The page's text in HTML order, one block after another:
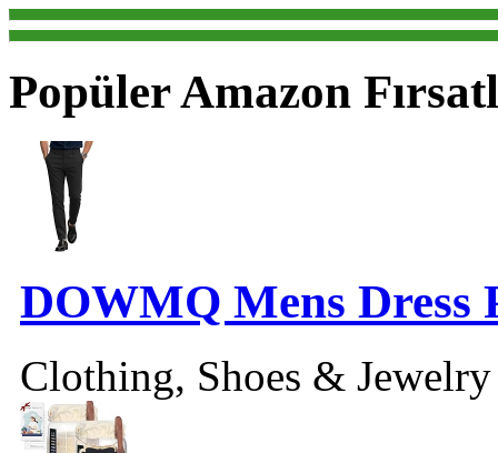
Popüler Amazon
DOWMQ Mens Dress
Clothing, Shoes &